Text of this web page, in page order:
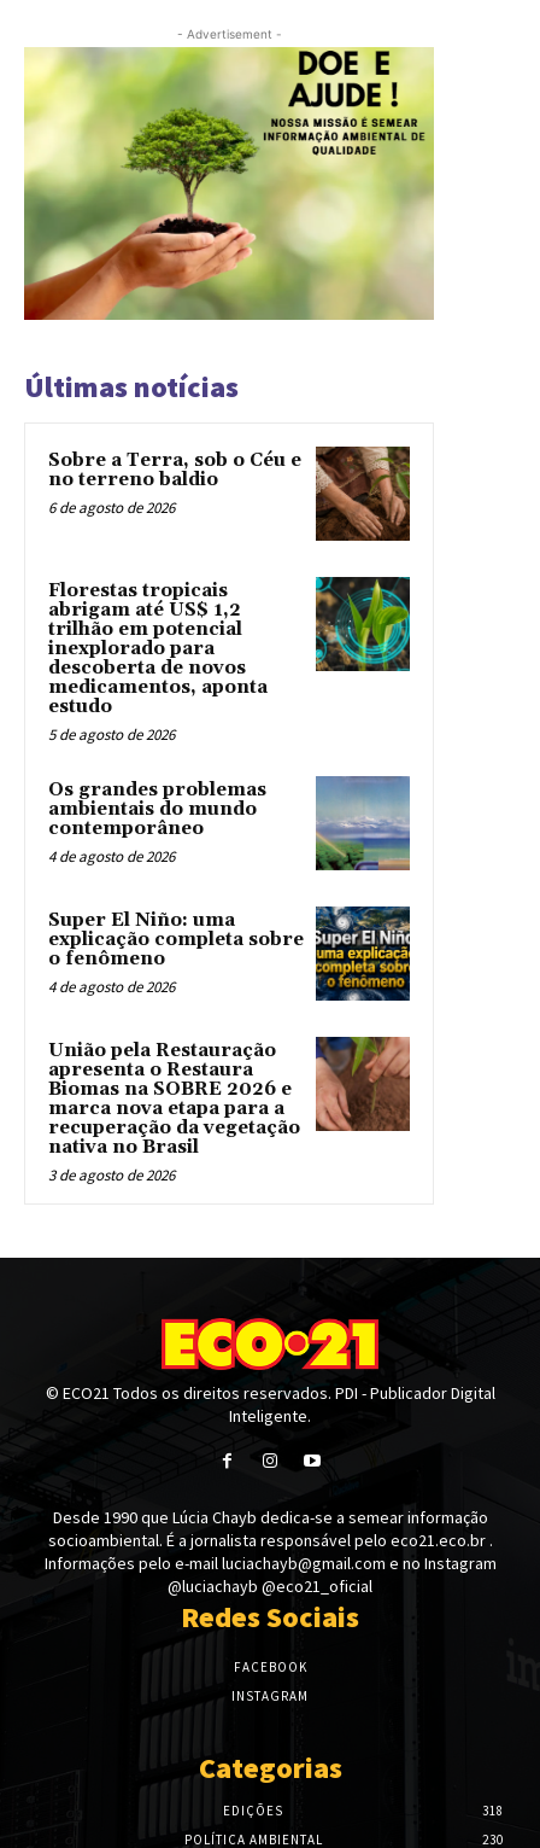
- Advertisement -
Últimas notícias
Sobre a Terra, sob o Céu e
no terreno baldio
6 de agosto de 2026
Florestas tropicais
abrigam até US$ 1,2
trilhão em potencial
inexplorado para
descoberta de novos
medicamentos, aponta
estudo
5 de agosto de 2026
Os grandes problemas
ambientais do mundo
contemporâneo
4 de agosto de 2026
Super El Niño: uma
explicação completa sobre
o fenômeno
4 de agosto de 2026
União pela Restauração
apresenta o Restaura
Biomas na SOBRE 2026 e
marca nova etapa para a
recuperação da vegetação
nativa no Brasil
3 de agosto de 2026
© ECO21 Todos os direitos reservados. PDI - Publicador Digital
Inteligente.
Desde 1990 que Lúcia Chayb dedica-se a semear informação
socioambiental. É a jornalista responsável pelo eco21.eco.br .
Informações pelo e-mail luciachayb@gmail.com e no Instagram
@luciachayb @eco21_oficial
Redes Sociais
FACEBOOK
INSTAGRAM
Categorias
EDIÇÕES
318
POLÍTICA AMBIENTAL
230